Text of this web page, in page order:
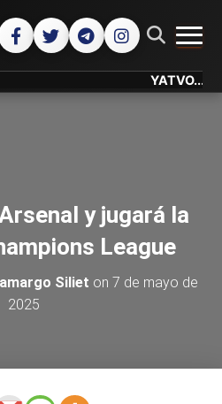
YATVO... Tu
y jugará la
League
Siliet on 7 de mayo de
2025